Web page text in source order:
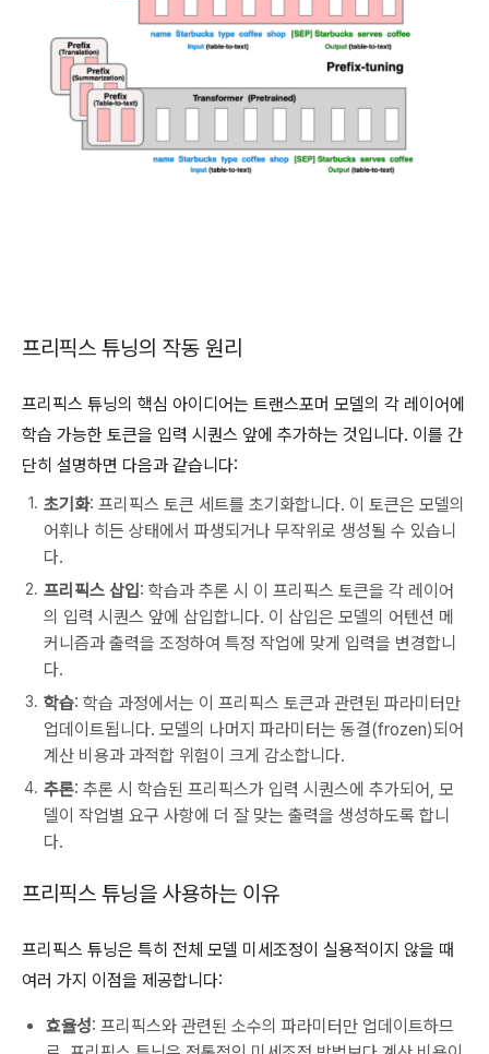
프리픽스 튜닝의 작동 원리
프리픽스 튜닝의 핵심 아이디어는 트랜스포머 모델의 각 레이어에
학습 가능한 토큰을 입력 시퀀스 앞에 추가하는 것입니다. 이를 간
단히 설명하면 다음과 같습니다:
초기화: 프리픽스 토큰 세트를 초기화합니다. 이 토큰은 모델의
어휘나 히든 상태에서 파생되거나 무작위로 생성될 수 있습니
다.
프리픽스 삽입 : 학습과 추론 시 이 프리픽스 토큰을 각 레이어
의 입력 시퀀스 앞에 삽입합니다. 이 삽입은 모델의 어텐션 메
커니즘과 출력을 조정하여 특정 작업에 맞게 입력을 변경합니
다.
학습: 학습 과정에서는 이 프리픽스 토큰과 관련된 파라미터만
업데이트됩니다. 모델의 나머지 파라미터는 동결(frozen)되어
계산 비용과 과적합 위험이 크게 감소합니다.
추론: 추론 시 학습된 프리픽스가 입력 시퀀스에 추가되어, 모
델이 작업별 요구 사항에 더 잘 맞는 출력을 생성하도록 합니
다.
프리픽스 튜닝을 사용하는 이유
프리픽스 튜닝은 특히 전체 모델 미세조정이 실용적이지 않을 때
여러 가지 이점을 제공합니다:
효율성: 프리픽스와 관련된 소수의 파라미터만 업데이트하므